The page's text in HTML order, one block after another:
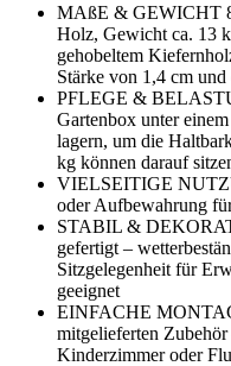
MAßE & GEWICHT
Holz, Gewicht ca. 13
gehobeltem
Stärke von 1,4 cm
PFLEGE &
Gartenbox unter
lagern, um die
kg können darauf
VIELSEITIGE
oder Aufbewahrung
STABIL &
gefertigt –
Sitzgelegenheit für
geeignet
EINFACHE
mitgelieferten
Kinderzimmer oder